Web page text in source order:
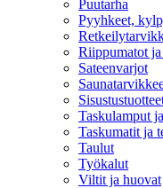
Puutarha
Pyyhkeet,
Riippumatot ja
Sateenvarjot
Taskulamput
Taskumatit ja
Taulut
Työkalut
Viltit ja huovat